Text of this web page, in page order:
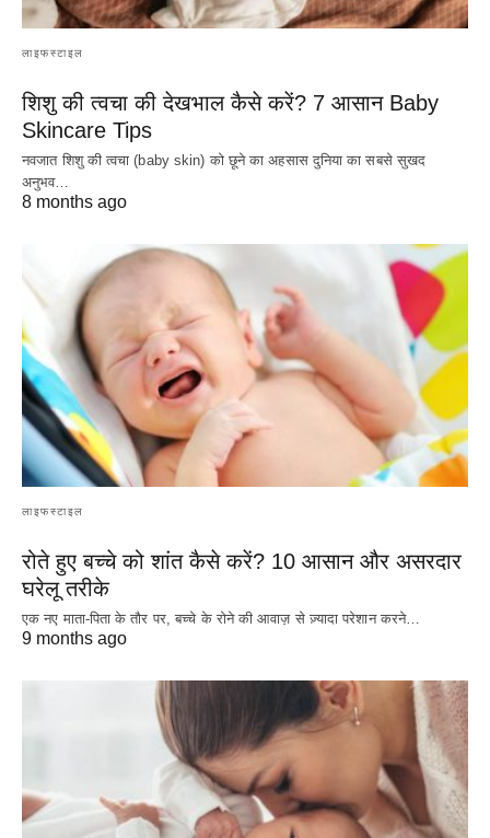
लाइफस्टाइल
शिशु की त्वचा की देखभाल कैसे करें? 7 आसान Baby
Skincare Tips
नवजात शिशु की त्वचा (baby skin) को छूने का अहसास दुनिया का सबसे सुखद
अनुभव…
8 months ago
लाइफस्टाइल
रोते हुए बच्चे को शांत कैसे करें? 10 आसान और असरदार
घरेलू तरीके
एक नए माता-पिता के तौर पर, बच्चे के रोने की आवाज़ से ज़्यादा परेशान करने…
9 months ago